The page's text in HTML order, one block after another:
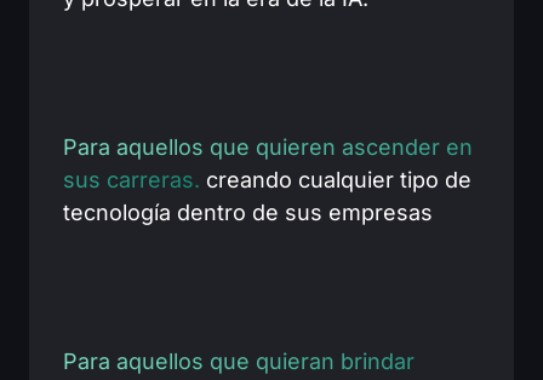
Para aquellos que quieren ascender en
sus carreras. creando cualquier tipo de
tecnología dentro de sus empresas
Para aquellos que quieran brindar